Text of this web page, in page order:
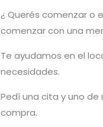
¿ Querés comenzar o
comenzar con una
Te ayudamos en el
necesidades.
Pedí una cita y uno
compra.